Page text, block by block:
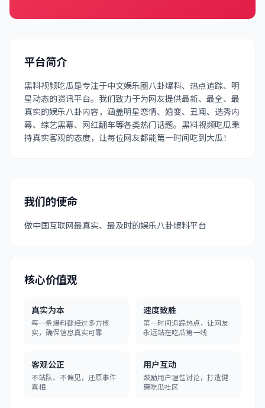
平台简介
黑料视频吃瓜是专注于中文娱乐圈八卦爆料、热点追踪、明
星动态的资讯平台。我们致力于为网友提供最新、最全、最
真实的娱乐八卦内容，涵盖明星恋情、婚变、丑闻、选秀内
幕、综艺黑幕、网红翻车等各类热门话题。黑料视频吃瓜秉
持真实客观的态度，让每位网友都能第一时间吃到大瓜！
我们的使命
做中国互联网最真实、最及时的娱乐八卦爆料平台
核心价值观
真实为本
每一条爆料都经过多方核
实，确保信息真实可靠
速度致胜
第一时间追踪热点，让网友
永远站在吃瓜第一线
客观公正
不站队、不偏见，还原事件
真相
用户互动
鼓励用户理性讨论，打造健
康吃瓜社区